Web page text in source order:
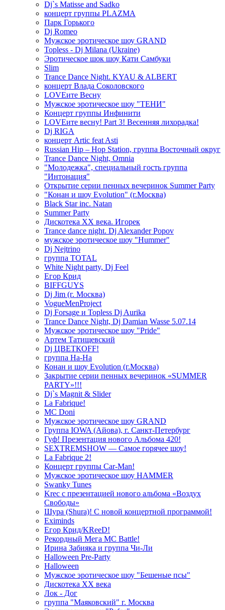
Dj`s Matisse and Sadko
концерт группы PLAZMA
Парк Горького
Dj Romeo
Мужское эротическое шоу GRAND
Topless - Dj Milana (Ukraine)
Эротическое шок шоу Кати Самбуки
Slim
Trance Dance Night. KYAU & ALBERT
концерт Влада Соколовского
LOVEите Весну
Мужское эротическое шоу "ТЕНИ"
Концерт группы Инфинити
LOVEите весну! Part 3! Весенняя лихорадка!
Dj RIGA
концерт Artic feat Asti
Russian Hip – Hop Station, группа Восточный округ
Trance Dance Night, Omnia
"Молодежка", специальный гость группа
"Интонация"
Открытие серии пенных вечеринок Summer Party
"Конан и шоу Evolution" (г.Москва)
Black Star inc. Natan
Summer Party
Дискотека ХХ века. Игорек
Trance dance night. Dj Alexander Popov
мужское эротическое шоу "Hummer"
Dj Nejtrino
группа TOTAL
White Night party, Dj Feel
Егор Крид
BIFFGUYS
Dj Jim (г. Москва)
VogueMenProject
Dj Forsage и Topless Dj Aurika
Trance Dance Night, Dj Damian Wasse 5.07.14
Мужское эротическое шоу "Pride"
Артем Татищевский
Dj ЦВЕТКOFF!
группа На-На
Конан и шоу Evolution (г.Москва)
Закрытие серии пенных вечеринок «SUMMER
PARTY»!!!
Dj`s Magnit & Slider
La Fabrique!
MC Doni
Мужское эротическое шоу GRAND
Группа IOWA (Айова), г. Санкт-Петербург
Гуф! Презентация нового Альбома 420!
SEXTREMSHOW — Самое горячее шоу!
La Fabrique 2!
Концерт группы Car-Man!
Мужское эротическое шоу HAMMER
Swanky Tunes
Krec с презентацией нового альбома «Воздух
Свободы»
Шура (Shura)! С новой концертной программой!
Eximinds
Егор Крид/KReeD!
Рекордный Мега МС Battle!
Ирина Забияка и группа Чи-Ли
Halloween Pre-Party
Halloween
Мужское эротическое шоу "Бешеные псы"
Дискотека ХХ века
Лок - Дог
группа "Маяковский" г. Москва